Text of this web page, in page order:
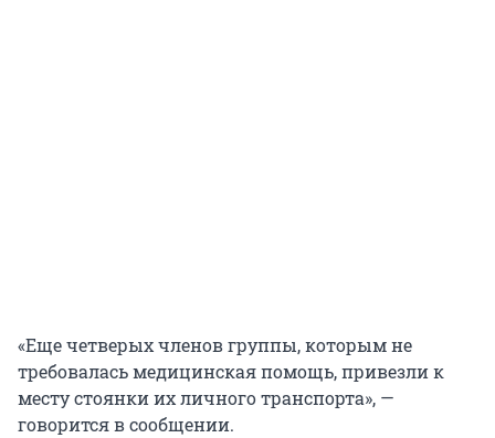
«Еще четверых членов группы, которым не
требовалась медицинская помощь, привезли к
месту стоянки их личного транспорта», —
говорится в сообщении.